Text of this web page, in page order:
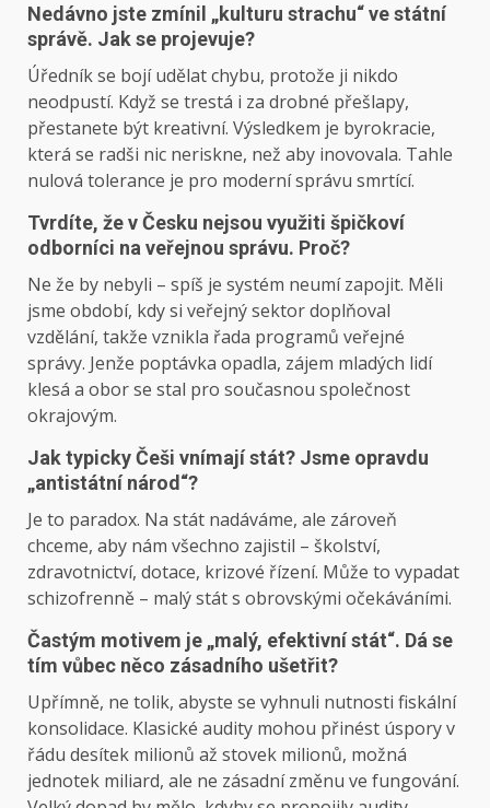
Nedávno jste zmínil „kulturu strachu“ ve státní
správě. Jak se projevuje?
Úředník se bojí udělat chybu, protože ji nikdo
neodpustí. Když se trestá i za drobné přešlapy,
přestanete být kreativní. Výsledkem je byrokracie,
která se radši nic neriskne, než aby inovovala. Tahle
nulová tolerance je pro moderní správu smrtící.
Tvrdíte, že v Česku nejsou využiti špičkoví
odborníci na veřejnou správu. Proč?
Ne že by nebyli – spíš je systém neumí zapojit. Měli
jsme období, kdy si veřejný sektor doplňoval
vzdělání, takže vznikla řada programů veřejné
správy. Jenže poptávka opadla, zájem mladých lidí
klesá a obor se stal pro současnou společnost
okrajovým.
Jak typicky Češi vnímají stát? Jsme opravdu
„antistátní národ“?
Je to paradox. Na stát nadáváme, ale zároveň
chceme, aby nám všechno zajistil – školství,
zdravotnictví, dotace, krizové řízení. Může to vypadat
schizofrenně – malý stát s obrovskými očekáváními.
Častým motivem je „malý, efektivní stát“. Dá se
tím vůbec něco zásadního ušetřit?
Upřímně, ne tolik, abyste se vyhnuli nutnosti fiskální
konsolidace. Klasické audity mohou přinést úspory v
řádu desítek milionů až stovek milionů, možná
jednotek miliard, ale ne zásadní změnu ve fungování.